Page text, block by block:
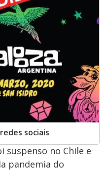
sociais
suspenso no Chile e
pandemia do